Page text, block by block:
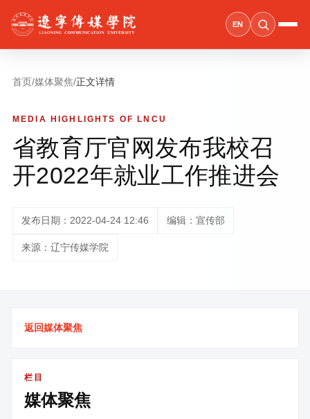
EN
首页/媒体聚焦/正文详情
MEDIA HIGHLIGHTS OF LNCU
省教育厅官网发布我校召
开2022年就业工作推进会
发布日期：2022-04-24 12:46 编辑：宣传部
来源：辽宁传媒学院
返回媒体聚焦
栏目
媒体聚焦